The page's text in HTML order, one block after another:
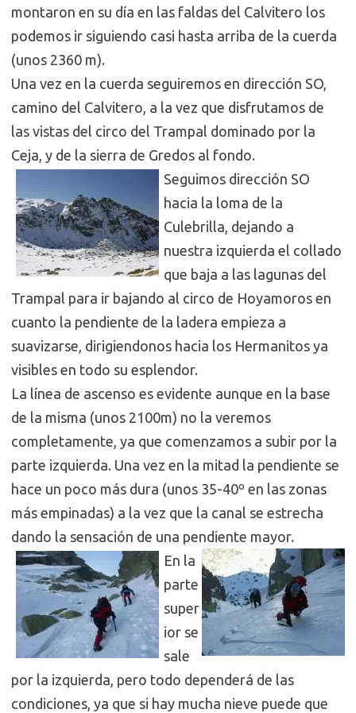
montaron en su día en las faldas del Calvitero los
podemos ir siguiendo casi hasta arriba de la cuerda
(unos 2360 m).
Una vez en la cuerda seguiremos en dirección SO,
camino del Calvitero, a la vez que disfrutamos de
las vistas del circo del Trampal dominado por la
Ceja, y de la sierra de Gredos al fondo.
Seguimos dirección SO
hacia la loma de la
Culebrilla, dejando a
nuestra izquierda el collado
que baja a las lagunas del
Trampal para ir bajando al circo de Hoyamoros en
cuanto la pendiente de la ladera empieza a
suavizarse, dirigiendonos hacia los Hermanitos ya
visibles en todo su esplendor.
La línea de ascenso es evidente aunque en la base
de la misma (unos 2100m) no la veremos
completamente, ya que comenzamos a subir por la
parte izquierda. Una vez en la mitad la pendiente se
hace un poco más dura (unos 35-40º en las zonas
más empinadas) a la vez que la canal se estrecha
dando la sensación de una pendiente mayor.
En la
parte
super
ior se
sale
por la izquierda, pero todo dependerá de las
condiciones, ya que si hay mucha nieve puede que